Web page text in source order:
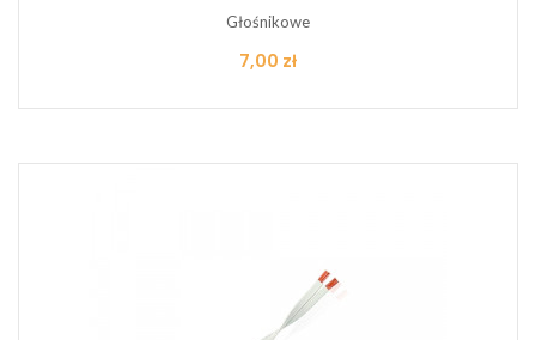
Głośnikowe
Cena
7,00 zł